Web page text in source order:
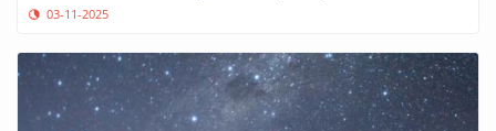
03-11-2025